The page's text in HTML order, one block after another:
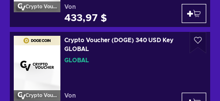
Crypto Voucher Von
433,97 $
Crypto Voucher
Crypto Voucher (DOGE) 340 USD Key
GLOBAL
GLOBAL
Von